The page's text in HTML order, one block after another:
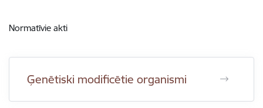
Normatīvie akti
Ģenētiski modificētie organismi